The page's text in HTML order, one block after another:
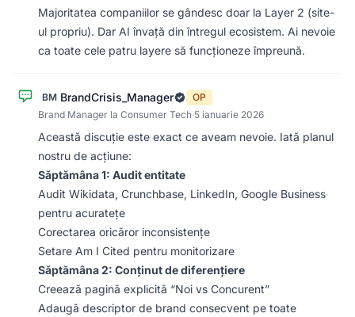
Majoritatea companiilor se gândesc doar la Layer 2 (site-
ul propriu). Dar AI învață din întregul ecosistem. Ai nevoie
ca toate cele patru layere să funcționeze împreună.
BM BrandCrisis_Manager
OP
Brand Manager la Consumer Tech·5 ianuarie 2026
Această discuție este exact ce aveam nevoie. Iată planul
nostru de acțiune:
Săptămâna 1: Audit entitate
Audit Wikidata, Crunchbase, LinkedIn, Google Business
pentru acuratețe
Corectarea oricăror inconsistențe
Setare Am I Cited pentru monitorizare
Săptămâna 2: Conținut de diferențiere
Creează pagină explicită “Noi vs Concurent”
Adaugă descriptor de brand consecvent pe toate